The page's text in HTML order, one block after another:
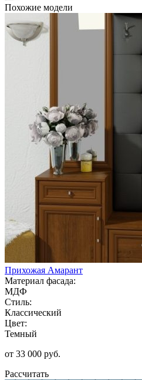
Похожие модели
Прихожая Амарант
Материал фасада:
МДФ
Стиль:
Классический
Цвет:
Темный
от 33 000 руб.
Рассчитать